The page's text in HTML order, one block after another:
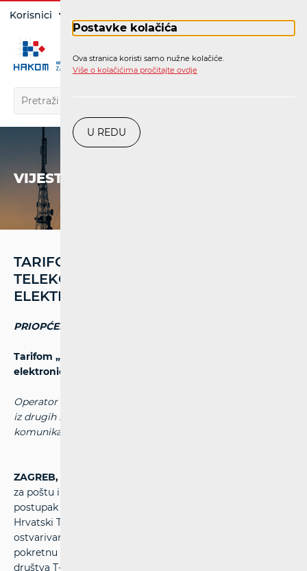
Postavke kolačića
Ova stranica koristi samo nužne kolačiće.
Više o kolačićima pročitajte ovdje
U REDU
Korisnici
VIJESTI
TARIFOM „BONBON“ T-HRVATSKI
TELEKOM PREKRŠIO ZAKON O
ELEKTRONIČKIM KOMUNIKACIJAMA
PRIOPĆENJE ZA MEDIJE
Tarifom „bonbon“ T-Hrvatski Telekom prekršio Zakon o
elektroničkim komunikacijama
Operator nije osigurao funkcionalnost prenosivosti broja
iz drugih mreža u vlastitu
komunikacijsku mrežu u svrhu korištenja „bonbon“ tarife
ZAGREB, 8. prosinca 2010.
za poštu i elektroničke komunikacije (HAKOM) proveo je
postupak stručnog nadzora nad trgovačkim društvom T-
Hrvatski Telekom vezano uz neomogućavanje
ostvarivanja prenosivosti broja iz drugih mreža u
pokretnu elektroničku komunikacijsku mrežu trgovačkog
društva T-Hrvatski Telekom u svrhu korištenja „bonbon“